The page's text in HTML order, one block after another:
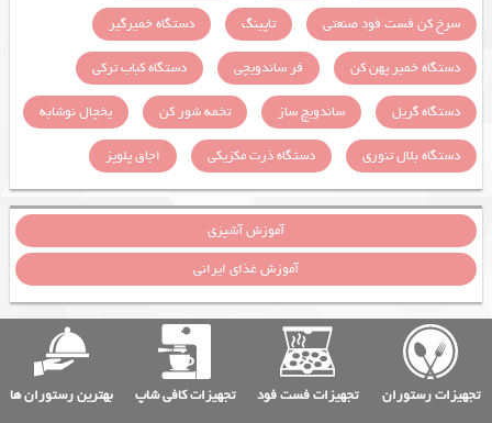
سرخ کن فست فود صنعتی
تاپینگ
دستگاه خمیرگیر
دستگاه خمیر پهن کن
فر ساندویچی
دستگاه کباب ترکی
دستگاه گریل
ساندویچ ساز تخمه شور کن
یخچال نوشابه
دستگاه بلال تنوری
دستگاه ذرت مکزیکی اجاق پلوپز
آموزش آشپزی
آموزش غذای ایرانی
تجهیزات رستوران تجهیزات فست فود تجهیزات کافی شاپ بهترین رستوران ها